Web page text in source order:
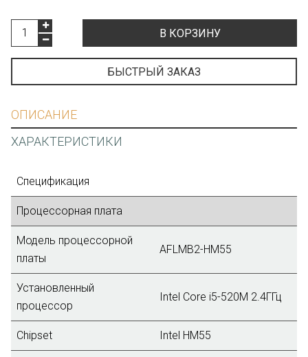
В КОРЗИНУ
БЫСТРЫЙ ЗАКАЗ
ОПИСАНИЕ
ХАРАКТЕРИСТИКИ
Спецификация
Процессорная плата
Модель процессорной
платы
AFLMB2-HM55
Установленный
процессор
Intel Core i5-520M 2.4ГГц
Chipset Intel HM55